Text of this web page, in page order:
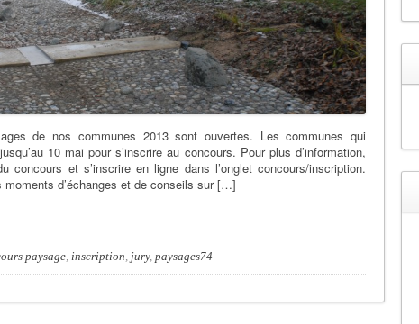
de nos communes 2013 sont ouvertes. Les communes qui
10 mai pour s’inscrire au concours. Pour plus d’information,
concours et s’inscrire en ligne dans l’onglet concours/inscription.
moments d’échanges et de conseils sur […]
paysage, inscription, jury, paysages74